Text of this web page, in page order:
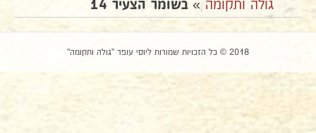
גולה ותקומה »בשומר הצעיר 14
2018 © כל הזכויות שמורות ליוסי עופר "גולה ותקומה"